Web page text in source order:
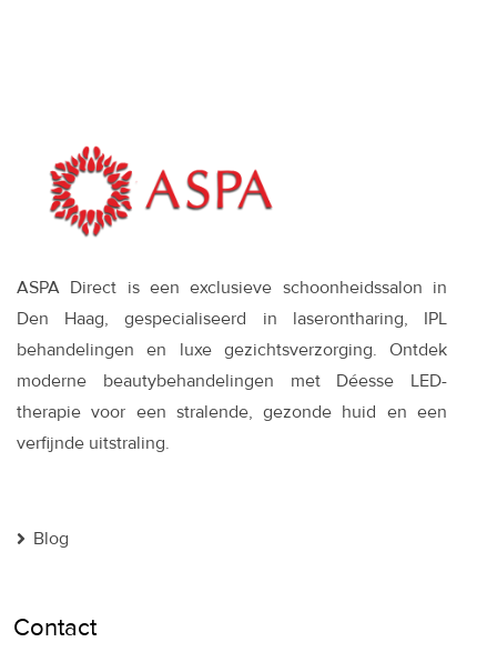
ASPA Direct is een exclusieve schoonheidssalon in
Den Haag, gespecialiseerd in laserontharing, IPL
behandelingen en luxe gezichtsverzorging. Ontdek
moderne beautybehandelingen met Déesse LED-
therapie voor een stralende, gezonde huid en een
verfijnde uitstraling.
Blog
Contact